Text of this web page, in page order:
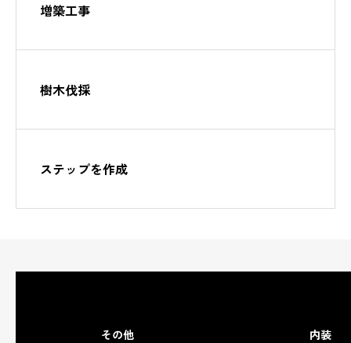
増築工事
樹木伐採
ステップを作成
その他 内装